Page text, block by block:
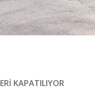
KAPATILIYOR